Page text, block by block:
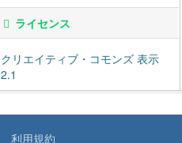
ライセンス
クリエイティブ・コモンズ 表示
2.1
利用規約